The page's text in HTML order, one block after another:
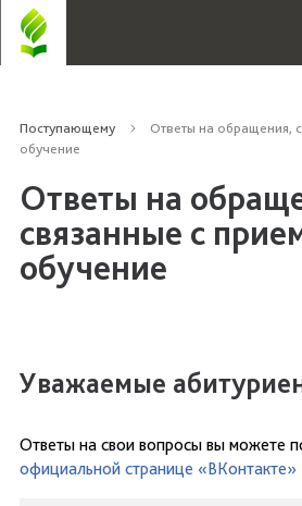
Поступающему
Ответы на обращения,
обучение
Ответы на
связанные с
обучение
Уважаемые
Ответы на свои вопросы вы можете
официальной странице «ВКонтакте»